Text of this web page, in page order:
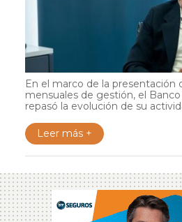
En el marco de la presentación
mensuales de gestión, el
repasó la evolución de su
Leer más +